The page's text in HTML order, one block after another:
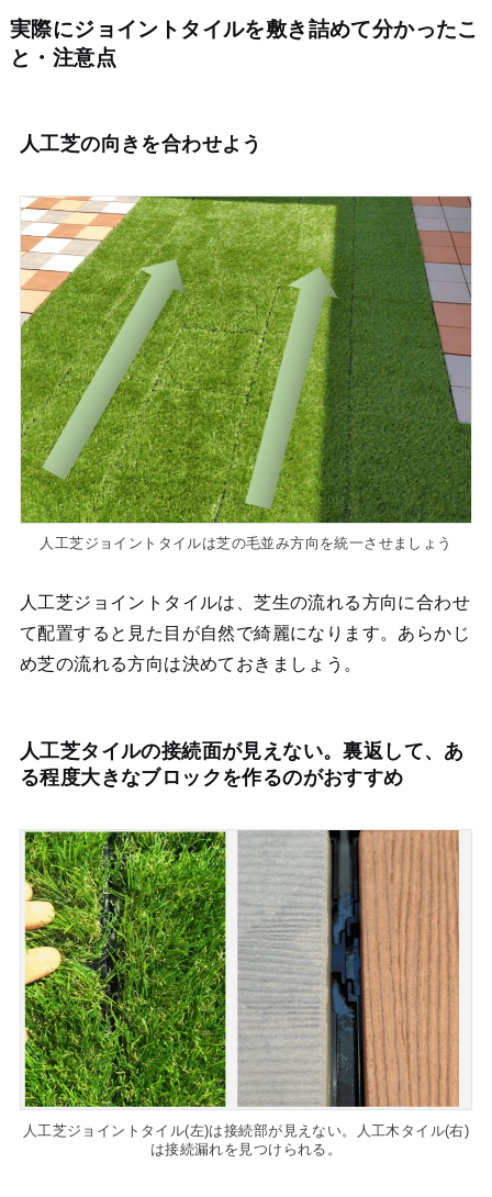
実際にジョイントタイルを敷き詰めて分かったこ
と・注意点
人工芝の向きを合わせよう
人工芝ジョイントタイルは芝の毛並み方向を統一させましょう
人工芝ジョイントタイルは、芝生の流れる方向に合わせ
て配置すると見た目が自然で綺麗になります。あらかじ
め芝の流れる方向は決めておきましょう。
人工芝タイルの接続面が見えない。裏返して、あ
る程度大きなブロックを作るのがおすすめ
人工芝ジョイントタイル(左)は接続部が見えない。人工木タイル(右)
は接続漏れを見つけられる。